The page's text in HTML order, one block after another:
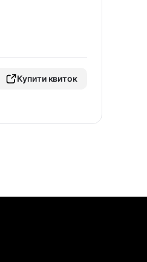
Купити квиток